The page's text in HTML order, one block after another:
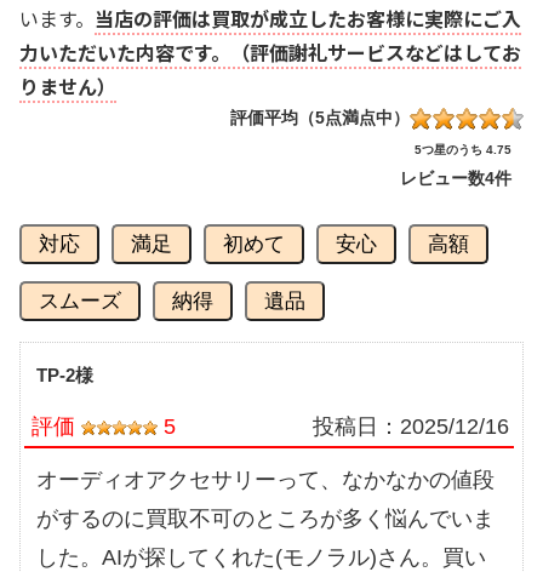
います。 当店の評価は買取が成立したお客様に実際にご入
力いただいた内容です。（評価謝礼サービスなどはしてお
りません）
評価平均（5点満点中）
5つ星のうち 4.75
レビュー数4件
対応 満足 初めて 安心 高額
スムーズ 納得 遺品
TP-2様
評価 5 投稿日： 2025/12/16
オーディオアクセサリーって、なかなかの値段
がするのに買取不可のところが多く悩んでいま
した。AIが探してくれた(モノラル)さん。買い